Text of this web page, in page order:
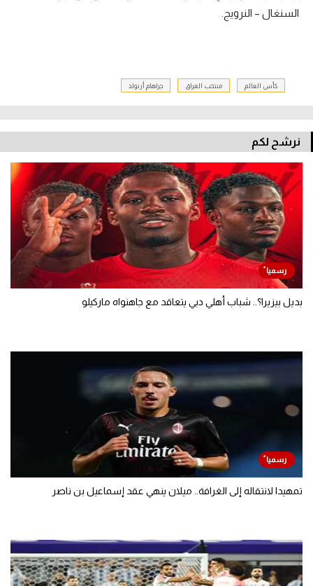
السنغال – النرويج.
كأس العالم منتخب العراق جراهام أرنولد
نرشح لكم
بديل بيزيرا؟.. شباب أهلي دبي يتعاقد مع جاهنواه ماركيلو
تمهيدا لانتقاله إلى الغرافة.. ميلان ينهي عقد إسماعيل بن ناصر